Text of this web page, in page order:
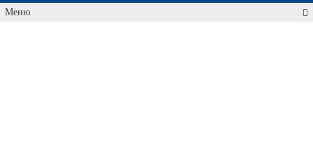
Меню